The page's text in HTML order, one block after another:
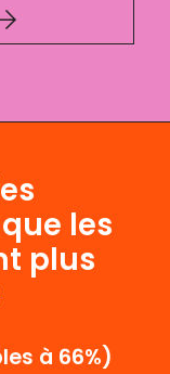
les
plus
à 66%)